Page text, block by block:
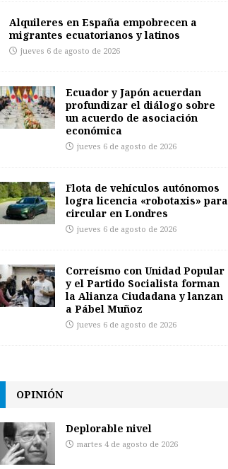
Alquileres en España empobrecen a
migrantes ecuatorianos y latinos
jueves 6 de agosto de 2026
Ecuador y Japón acuerdan
profundizar el diálogo sobre
un acuerdo de asociación
económica
jueves 6 de agosto de 2026
Flota de vehículos autónomos
logra licencia «robotaxis» para
circular en Londres
jueves 6 de agosto de 2026
Correísmo con Unidad Popular
y el Partido Socialista forman
la Alianza Ciudadana y lanzan
a Pábel Muñoz
jueves 6 de agosto de 2026
OPINIÓN
Deplorable nivel
martes 4 de agosto de 2026